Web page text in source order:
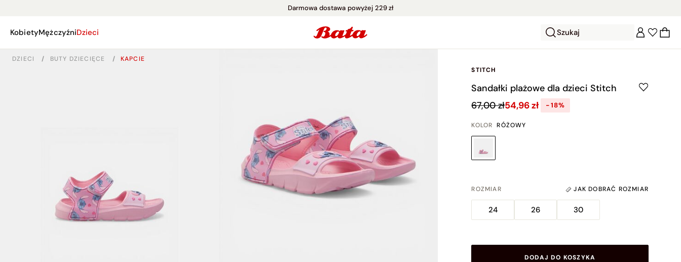
Darmowa dostawa powyżej 229 zł
KobietyMężczyźniDzieci Szukaj
DZIECI / BUTY DZIECIĘCE /
KAPCIE
STITCH
Sandałki plażowe dla dzieci Stitch
67,00 zł54,96 zł -18%
KOLOR RÓŻOWY
ROZMIAR JAK DOBRAĆ ROZMIAR
24 26 30
DODAJ DO KOSZYKA